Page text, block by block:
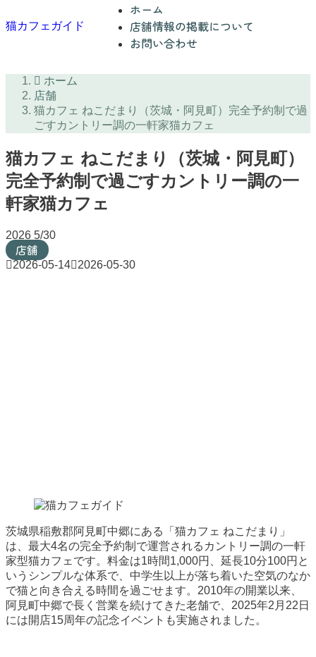
猫カフェガイド
ホーム
店舗情報の掲載について
お問い合わせ
ホーム
店舗
猫カフェ ねこだまり（茨城・阿見町）完全予約制で過
ごすカントリー調の一軒家猫カフェ
猫カフェ ねこだまり（茨城・阿見町）
完全予約制で過ごすカントリー調の一
軒家猫カフェ
2026 5/30
店舗
2026-05-14 2026-05-30
茨城県稲敷郡阿見町中郷にある「猫カフェ ねこだまり」
は、最大4名の完全予約制で運営されるカントリー調の一軒
家型猫カフェです。料金は1時間1,000円、延長10分100円と
いうシンプルな体系で、中学生以上が落ち着いた空気のなか
で猫と向き合える時間を過ごせます。2010年の開業以来、
阿見町中郷で長く営業を続けてきた老舗で、2025年2月22日
には開店15周年の記念イベントも実施されました。